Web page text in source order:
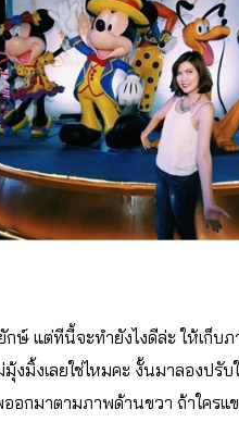
ษ์ แต่ทีนี้จะทำยังไงดีล่ะ ให้เก็บ
งมิ้งเลยใช่ไหมคะ งั้นมาลองปรั
อกมาตามภาพด้านขวา ถ้าใครแ